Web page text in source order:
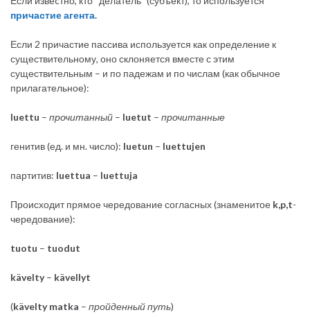
причастие агента.
Если 2 причастие пассива используется как определение к
существительному, оно склоняется вместе с этим
существительным – и по падежам и по числам (как обычное
прилагательное):
luettu – прочитанный – luetut – прочитанные
генитив (ед. и мн. число): luetun – luettujen
партитив: luettua – luettuja
Происходит прямое чередование согласных (знаменитое k,p,t-
чередование):
tuotu – tuodut
kävelty– kävellyt
(kävelty matka – пройденный путь)